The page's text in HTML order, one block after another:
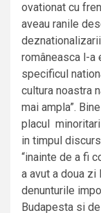
ovationat cu
aveau ranile
româneasca l-a
specificul
cultura noastra
mai ampla”.
placul
in timpul
“inainte de a fi
a avut a doua zi
denunturile
Budapesta si